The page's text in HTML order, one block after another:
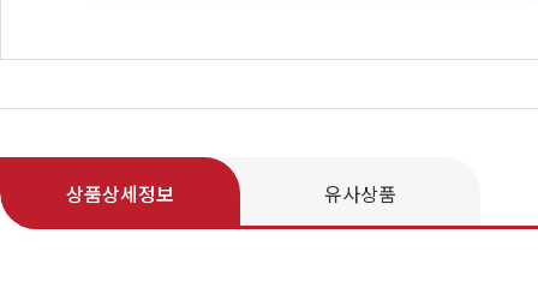
상품상세정보 유사상품